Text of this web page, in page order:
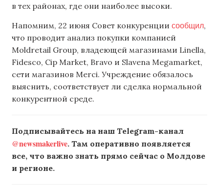
в тех районах, где они наиболее высоки.
Напомним, 22 июня Совет конкуренции сообщил,
что проводит анализ покупки компанией
Moldretail Group, владеющей магазинами Linella,
Fidesco, Cip Market, Bravo и Slavena Megamarket,
сети магазинов Merci. Учреждение обязалось
выяснить, соответствует ли сделка нормальной
конкурентной среде.
Подписывайтесь на наш Telegram-канал
@newsmakerlive. Там оперативно появляется
все, что важно знать прямо сейчас о Молдове
и регионе.